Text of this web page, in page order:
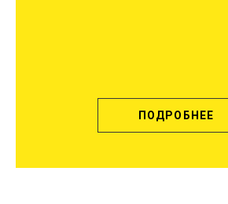
ПОДРОБНЕЕ